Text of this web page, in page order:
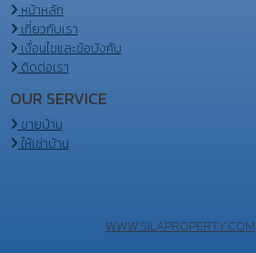
หน้าหลัก
เกี่ยวกับเรา
เงื่อนไขและข้อบังคับ
ติดต่อเรา
OUR SERVICE
ขายบ้าน
ให้เช่าบ้าน
WWW.SILAPROPERTY.COM